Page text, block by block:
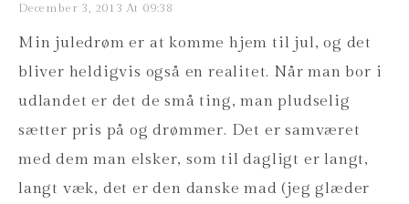
December 3, 2013 At 09:38
Min juledrøm er at komme hjem til jul, og det
bliver heldigvis også en realitet. Når man bor i
udlandet er det de små ting, man pludselig
sætter pris på og drømmer. Det er samværet
med dem man elsker, som til dagligt er langt,
langt væk, det er den danske mad (jeg glæder